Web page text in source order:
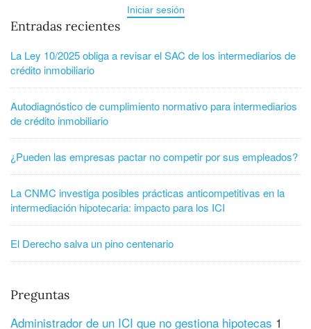
Iniciar sesión
Entradas recientes
La Ley 10/2025 obliga a revisar el SAC de los intermediarios de
crédito inmobiliario
Autodiagnóstico de cumplimiento normativo para intermediarios
de crédito inmobiliario
¿Pueden las empresas pactar no competir por sus empleados?
La CNMC investiga posibles prácticas anticompetitivas en la
intermediación hipotecaria: impacto para los ICI
El Derecho salva un pino centenario
Preguntas
Administrador de un ICI que no gestiona hipotecas 1